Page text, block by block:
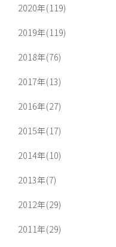
2020年(119)
2019年(119)
2018年(76)
2017年(13)
2016年(27)
2015年(17)
2014年(10)
2013年(7)
2012年(29)
2011年(29)